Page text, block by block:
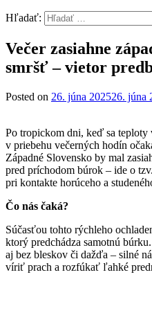
Hľadať:
Večer zasiahne
smršť – vietor
Posted on 26. júna 202526. júna
Po tropickom dni, keď sa teploty
v priebehu večerných hodín
Západné Slovensko by mal
pred príchodom búrok – ide o
pri kontakte horúceho a
Čo nás čaká?
Súčasťou tohto rýchleho
ktorý predchádza samotnú
aj bez bleskov či dažďa – silné
víriť prach a rozfúkať ľahké